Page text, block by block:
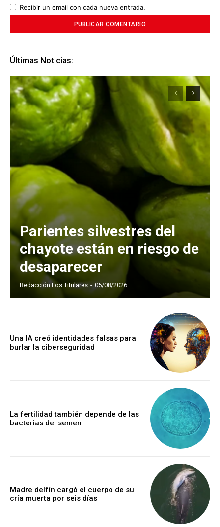
Recibir un email con cada nueva entrada.
Últimas Noticias:
Parientes silvestres del
chayote están en riesgo de
desaparecer
Redacción Los Titulares - 05/08/2026
Una IA creó identidades falsas para
burlar la ciberseguridad
La fertilidad también depende de las
bacterias del semen
Madre delfín cargó el cuerpo de su
cría muerta por seis días